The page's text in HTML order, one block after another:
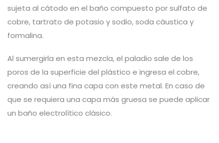
sujeta al cátodo en el baño compuesto por sulfato de
cobre, tartrato de potasio y sodio, soda cáustica y
formalina.
Al sumergirla en esta mezcla, el paladio sale de los
poros de la superficie del plástico e ingresa el cobre,
creando así una fina capa con este metal. En caso de
que se requiera una capa más gruesa se puede aplicar
un baño electrolítico clásico.